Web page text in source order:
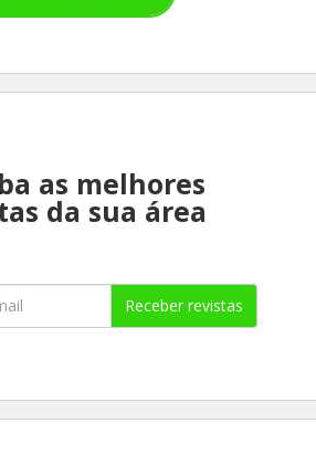
as melhores
da sua área
Receber revistas